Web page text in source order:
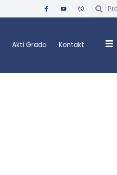
Akti Grada Kontakt